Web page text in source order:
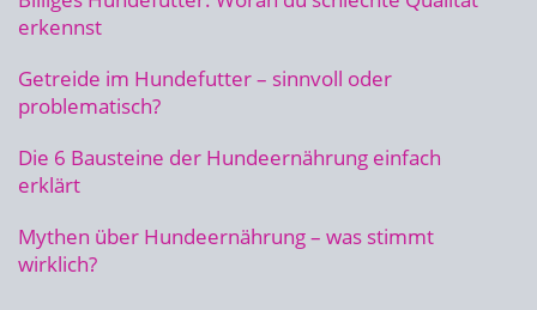
erkennst
Getreide im Hundefutter – sinnvoll oder
problematisch?
Die 6 Bausteine der Hundeernährung einfach
erklärt
Mythen über Hundeernährung – was stimmt
wirklich?